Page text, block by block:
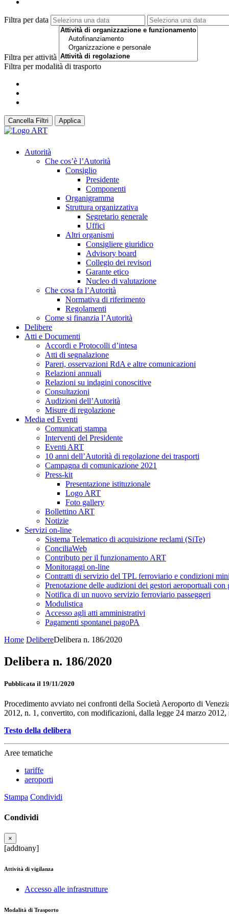
Filtra per data
Filtra per attività
Filtra per modalità di trasporto
Cancella Filtri Applica
Autorità
Che cos’è l’Autorità
Consiglio
Presidente
Componenti
Organigramma
Struttura organizzativa
Segretario generale
Uffici
Altri organismi
Consigliere giuridico
Advisory board
Collegio dei revisori
Garante etico
Nucleo di valutazione
Che cosa fa l’Autorità
Normativa di riferimento
Regolamenti
Come si finanzia l’Autorità
Delibere
Atti e Documenti
Accordi e Protocolli d’intesa
Atti di segnalazione
Pareri, osservazioni RdA e altre comunicazioni
Relazioni annuali
Relazioni su indagini conoscitive
Consultazioni
Audizioni dell’Autorità
Misure di regolazione
Media ed Eventi
Comunicati stampa
Interventi del Presidente
Eventi ART
10 anni dell’Autorità di regolazione dei trasporti
Campagna di comunicazione 2021
Press-kit
Presentazione istituzionale
Logo ART
Foto gallery
Bollettino ART
Notizie
Servizi on-line
Sistema Telematico di acquisizione reclami (SiTe)
ConciliaWeb
Contributo per il funzionamento ART
Monitoraggi on-line
Contratti di servizio del TPL ferroviario e condizioni
Prenotazione delle audizioni dei gestori aeroportuali con
Notifica di un nuovo servizio ferroviario passeggeri
Modulistica
Accesso agli atti amministrativi
Pagamenti spontanei pagoPA
Home DelibereDelibera n. 186/2020
Delibera n. 186/2020
Pubblicata il 19/11/2020
Procedimento avviato nei confronti della Società Aeroporto di
2012, n. 1, convertito, con modificazioni, dalla legge 24 marzo
Testo della delibera
Aree tematiche
tariffe
aeroporti
Stampa Condividi
Condividi
×
[addtoany]
Attività di vigilanza
Accesso alle infrastrutture
Modalità di Trasporto